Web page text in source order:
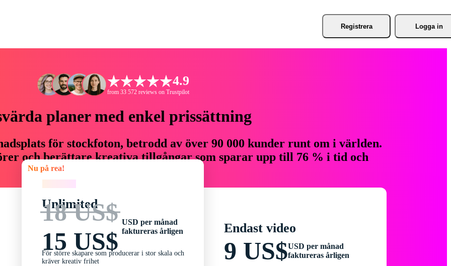
Registrera Logga in
4.9
from 33 572 reviews on Trustpilot
planer med enkel prissättning
för stockfoton, betrodd av över 90 000 kunder runt om i världen.
och berättare kreativa tillgångar som sparar upp till 76 % i tid och
Nu på rea!
Unlimited
18 US$
15 US$
USD per månad
faktureras årligen
För större skapare som producerar i stor skala och
kräver kreativ frihet
Endast video
9 US$USD per månad
faktureras årligen